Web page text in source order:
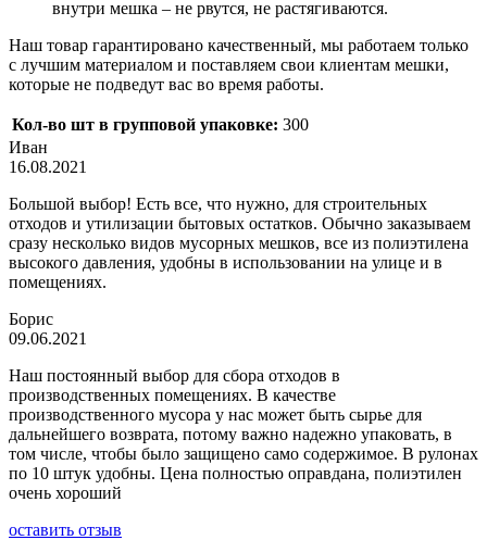
внутри мешка – не рвутся, не растягиваются.
Наш товар гарантировано качественный, мы работаем только
с лучшим материалом и поставляем свои клиентам мешки,
которые не подведут вас во время работы.
Кол-во шт в групповой упаковке: 300
Иван
16.08.2021
Большой выбор! Есть все, что нужно, для строительных
отходов и утилизации бытовых остатков. Обычно заказываем
сразу несколько видов мусорных мешков, все из полиэтилена
высокого давления, удобны в использовании на улице и в
помещениях.
Борис
09.06.2021
Наш постоянный выбор для сбора отходов в
производственных помещениях. В качестве
производственного мусора у нас может быть сырье для
дальнейшего возврата, потому важно надежно упаковать, в
том числе, чтобы было защищено само содержимое. В рулонах
по 10 штук удобны. Цена полностью оправдана, полиэтилен
очень хороший
оставить отзыв